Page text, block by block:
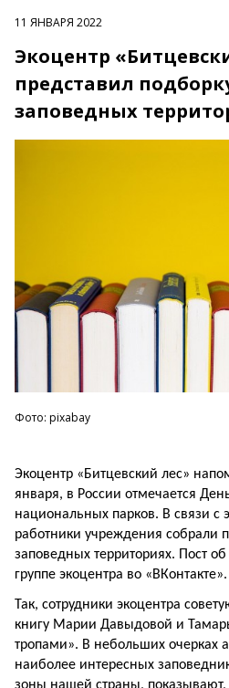
11 ЯНВАРЯ 2022
Экоцентр
представил
заповедных
Фото: pixabay
Экоцентр «Битцевский лес»
января, в России отмечается
национальных парков. В связи с
работники учреждения собрали
заповедных территориях. Пост об
группе экоцентра во «ВКонтакте».
Так, сотрудники экоцентра
книгу Марии Давыдовой и
тропами». В небольших очерках
наиболее интересных